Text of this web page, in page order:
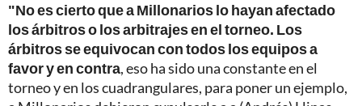
"No es cierto que a Millonarios lo hayan afectado
los árbitros o los arbitrajes en el torneo. Los
árbitros se equivocan con todos los equipos a
favor y en contra, eso ha sido una constante en el
torneo y en los cuadrangulares, para poner un ejemplo,